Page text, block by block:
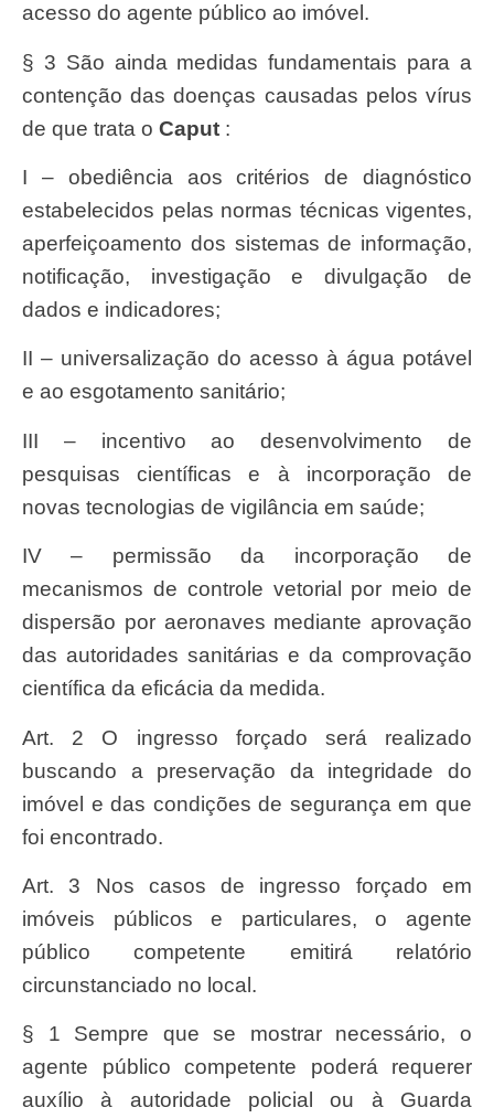
acesso do agente público ao imóvel.
§ 3 São ainda medidas fundamentais para a
contenção das doenças causadas pelos vírus
de que trata o
caput :
I – obediência aos critérios de diagnóstico
estabelecidos pelas normas técnicas vigentes,
aperfeiçoamento dos sistemas de informação,
notificação, investigação e divulgação de
dados e indicadores;
II – universalização do acesso à água potável
e ao esgotamento sanitário;
III – incentivo ao desenvolvimento de
pesquisas científicas e à incorporação de
novas tecnologias de vigilância em saúde;
IV – permissão da incorporação de
mecanismos de controle vetorial por meio de
dispersão por aeronaves mediante aprovação
das autoridades sanitárias e da comprovação
científica da eficácia da medida.
Art. 2 O ingresso forçado será realizado
buscando a preservação da integridade do
imóvel e das condições de segurança em que
foi encontrado.
Art. 3 Nos casos de ingresso forçado em
imóveis públicos e particulares, o agente
público competente emitirá relatório
circunstanciado no local.
§ 1 Sempre que se mostrar necessário, o
agente público competente poderá requerer
auxílio à autoridade policial ou à Guarda